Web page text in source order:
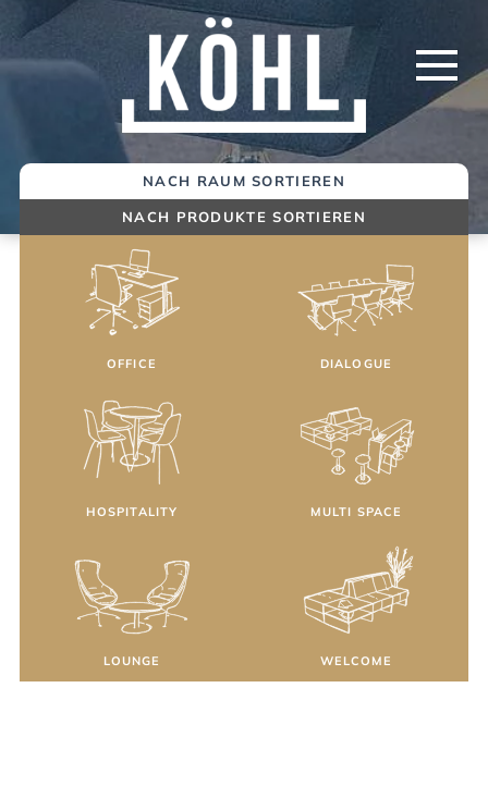
Springe
zum
Inhalt
NACH RAUM SORTIEREN
NACH PRODUKTE SORTIEREN
OFFICE DIALOGUE
HOSPITALITY MULTI SPACE
LOUNGE WELCOME